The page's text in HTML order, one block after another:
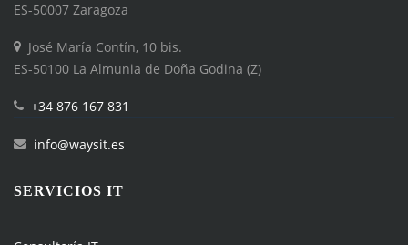
ES-50007 Zaragoza
José María Contín, 10 bis.
ES-50100 La Almunia de Doña Godina (Z)
+34 876 167 831
info@waysit.es
SERVICIOS IT